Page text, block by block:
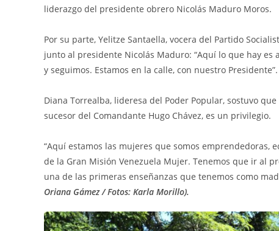
liderazgo del presidente obrero Nicolás Maduro Moros.
Por su parte, Yelitze Santaella, vocera del Partido
junto al presidente Nicolás Maduro: “Aquí lo que hay es
y seguimos. Estamos en la calle, con nuestro Presidente”.
Diana Torrealba, lideresa del Poder Popular, sostuvo
sucesor del Comandante Hugo Chávez, es un privilegio.
“Aquí estamos las mujeres que somos emprendedoras,
de la Gran Misión Venezuela Mujer. Tenemos que ir al
una de las primeras enseñanzas que tenemos como
Oriana Gámez / Fotos: Karla Morillo).